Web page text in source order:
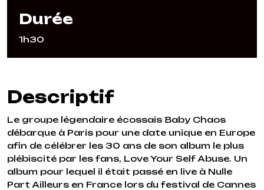
Durée
1h30
Descriptif
Le groupe légendaire écossais Baby Chaos
débarque à Paris pour une date unique en Europe
afin de célébrer les 30 ans de son album le plus
plébiscité par les fans, Love Your Self Abuse. Un
album pour lequel il était passé en live à Nulle
Part Ailleurs en France lors du festival de Cannes